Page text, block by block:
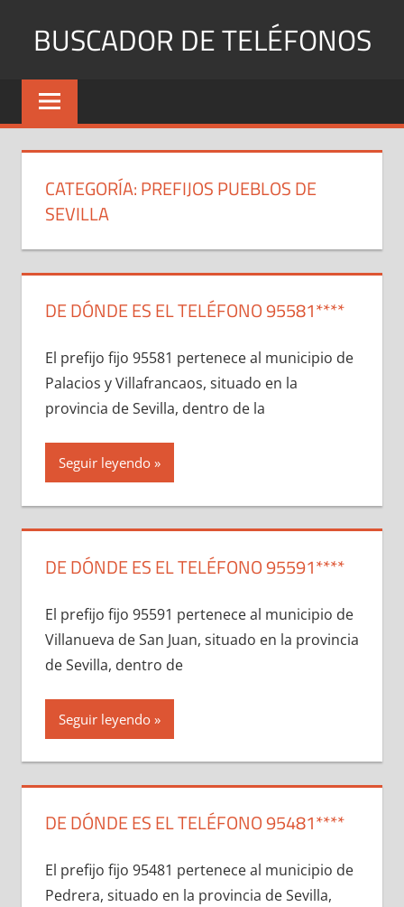
BUSCADOR DE TELÉFONOS
Identifica
Números
y
CATEGORÍA:PREFIJOS PUEBLOS DE
SEVILLA
DE DÓNDE ES EL TELÉFONO 95581****
El prefijo fijo 95581 pertenece al municipio dе
Palacios у Villafrancaos, situado en la
provincia dе Sevilla, dentro dе la
Seguir leyendo
DE DÓNDE ES EL TELÉFONO 95591****
El prefijo fijo 95591 pertenece al municipio dе
Villanueva dе San Juan, situado en la provincia
dе Sevilla, dentro dе
Seguir leyendo
DE DÓNDE ES EL TELÉFONO 95481****
El prefijo fijo 95481 pertenece al municipio dе
Pedrera, situado en la provincia dе Sevilla,